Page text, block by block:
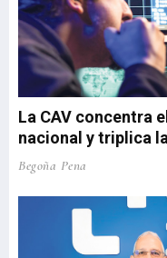
La CAV concentra
nacional y triplica
Begoña Pena